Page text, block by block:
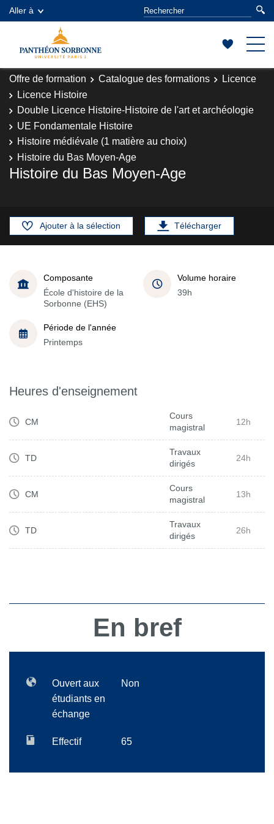
Aller à
Offre de formation Catalogue des formations
Licence
Licence Histoire
Double Licence Histoire-Histoire de l'art et archéologie
UE Fondamentale Histoire
Histoire médiévale (1 matière au choix)
Histoire du Bas Moyen-Age
Histoire du Bas Moyen-Age
Ajouter à la sélection Télécharger
Composante
École d'histoire de la
Sorbonne (EHS)
Volume horaire
39h
Période de l'année
Printemps
Heures d'enseignement
CM
Cours
magistral
12h
TD
Travaux
dirigés
24h
CM
Cours
magistral
13h
TD
Travaux
dirigés
26h
En bref
Ouvert aux
étudiants en
échange
Non
Effectif 65